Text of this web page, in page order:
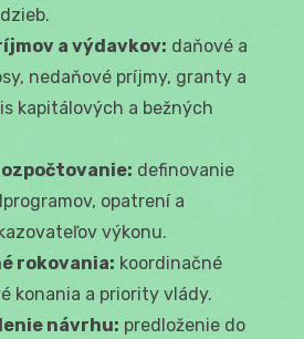
a výdavkov: daňové a
nedaňové príjmy, granty a
kapitálových a bežných
definovanie
opatrení a
výkonu.
rokovania: koordinačné
konania a priority vlády.
návrhu: predloženie do